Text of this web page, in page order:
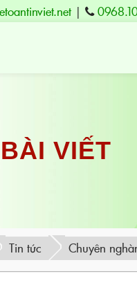
|
BÀI VIẾT
Tin tức Chuyên